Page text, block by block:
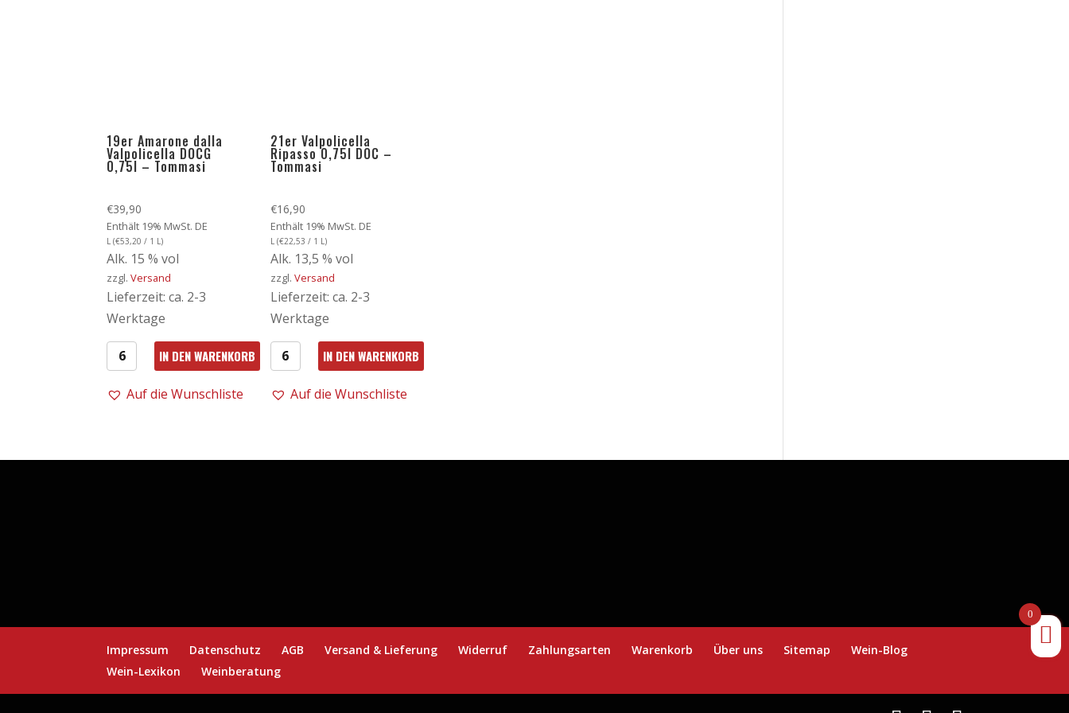
19er Amarone dalla
Valpolicella DOCG
0,75l – Tommasi
€39,90
Enthält 19% MwSt. DE
L (€53,20 / 1 L)
Alk. 15 % vol
zzgl.Versand
Lieferzeit: ca. 2-3
Werktage
19er
Amarone
IN DEN WARENKORB
Auf die Wunschliste
21er Valpolicella
Ripasso 0,75l DOC –
Tommasi
€16,90
Enthält 19% MwSt. DE
L (€22,53 / 1 L)
Alk. 13,5 % vol
zzgl. Versand
Lieferzeit: ca. 2-3
Werktage
21er
Valpolicella
IN DEN WARENKORB
Auf die Wunschliste
Impressum Datenschutz AGB Versand & Lieferung Widerruf Zahlungsarten Warenkorb Über uns Sitemap
Wein-Blog
Wein-Lexikon
Weinberatung
0